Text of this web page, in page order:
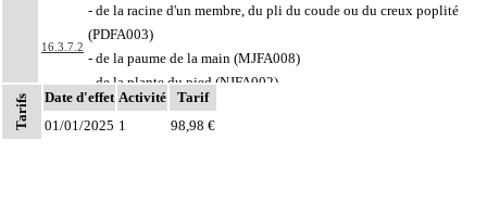
16.3.7.2
- de la racine d'un membre, du pli du coude ou du creux poplité
(PDFA003)
- de la paume de la main (MJFA008)
- de la plante du pied (NJFA002)
· exérèse de tumeur de la paroi abdominale antérieure avec
fermeture par suture, par abord direct (LMFA001, LMFA002)
Tarifs Date d'effet Activité
Tarif
01/01/2025 1 98,98 €